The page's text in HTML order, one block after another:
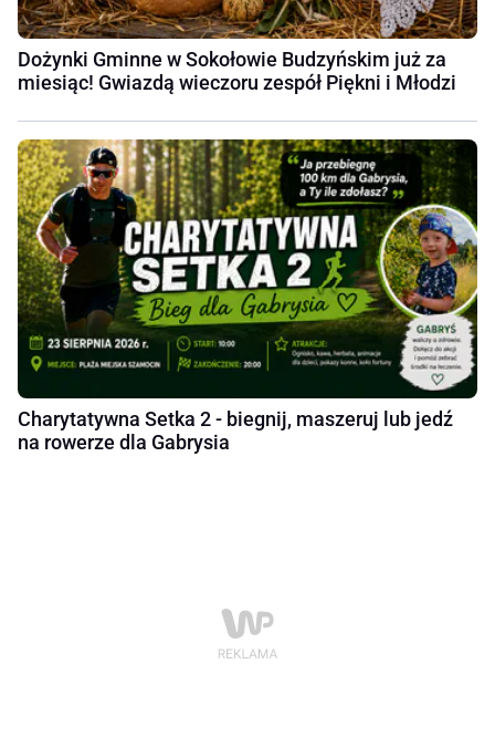
Dożynki Gminne w Sokołowie Budzyńskim już za
miesiąc! Gwiazdą wieczoru zespół Piękni i Młodzi
Charytatywna Setka 2 - biegnij, maszeruj lub jedź
na rowerze dla Gabrysia